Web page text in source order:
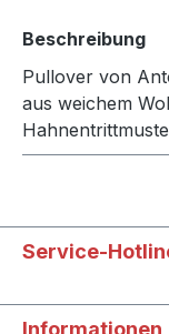
Beschreibung
Pullover von
aus weichem
Service-
Informationen